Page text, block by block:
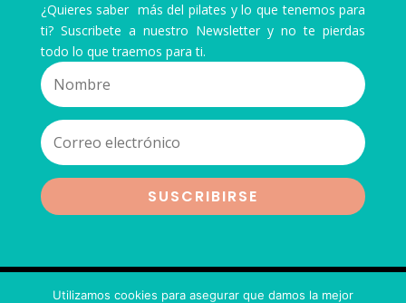
¿Quieres saber más del pilates y lo que tenemos para
ti? Suscribete a nuestro Newsletter y no te pierdas
todo lo que traemos para ti.
SUSCRIBIRSE
© 2020 Xque Pilates | Diseñado por Taste The
Utilizamos cookies para asegurar que damos la mejor